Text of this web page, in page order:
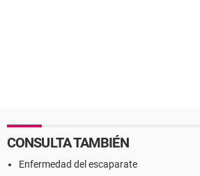
CONSULTA TAMBIÉN
Enfermedad del escaparate